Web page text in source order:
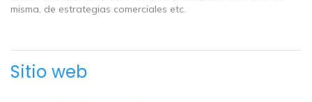
misma, de estrategias comerciales etc.
Sitio web